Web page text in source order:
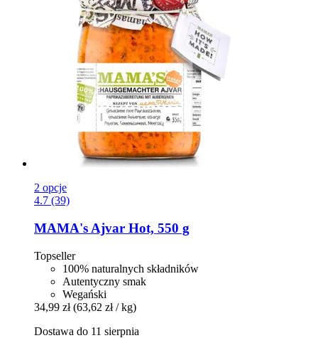
2 opcje
4.7 (39)
MAMA's Ajvar Hot, 550 g
Topseller
100% naturalnych składników
Autentyczny smak
Wegański
34,99 zł (63,62 zł / kg)
Dostawa do 11 sierpnia